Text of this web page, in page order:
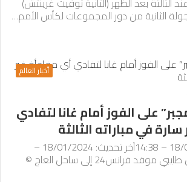
الثانية من دور المجموعات لكأس الأمم…
أخبار العالم
على الفوز أمام غانا لتفادي
في مباراته الثالثة
نشرت في: 18/01/2024 – 14:38آخر تحديث: 18/01/2024 –
15:11 03:23 عثمان طايبي موفد فرانس24 إلى ساحل العاج ©